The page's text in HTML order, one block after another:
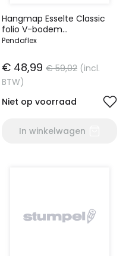
Hangmap Esselte Classic
folio V-bodem
382x240mm groen
Pendaflex
€ 48,99 € 59,02 (incl.
BTW)
Niet op voorraad
In winkelwagen